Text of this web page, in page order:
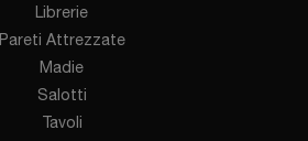
Librerie
Pareti Attrezzate
Madie
Salotti
Tavoli